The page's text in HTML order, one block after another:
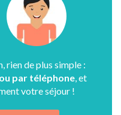
rien de plus simple :
par téléphone, et
votre séjour !